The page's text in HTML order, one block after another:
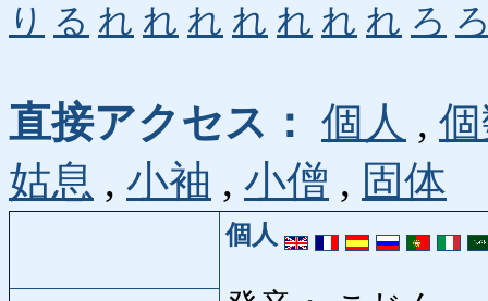
り る れ れ れ れ れ れ れ ろ
直接アクセス： 個人 ,
姑息 , 小袖 , 小僧 , 固体
個人